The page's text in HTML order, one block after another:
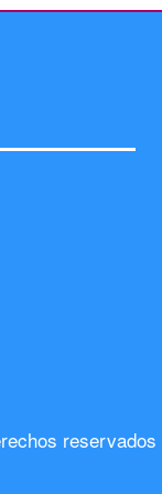
reservados